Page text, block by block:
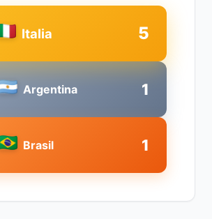
Argentina 1
Italia 5
Brasil 1